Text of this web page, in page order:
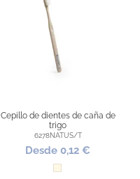
Cepillo de dientes de caña de
trigo
6278NATUS/T
Desde 0,12 €
Natural